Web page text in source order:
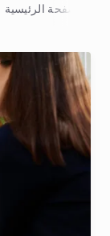
الصفحة الرئيسية